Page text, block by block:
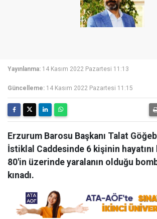
Yayınlanma: 14 Kasım 2022 Pazartesi 11:13
Güncelleme: 14 Kasım 2022 Pazartesi 11:15
Erzurum Barosu Başkanı Talat
İstiklal Caddesinde 6 kişinin
80'in üzerinde yaralanın olduğu
kınadı.